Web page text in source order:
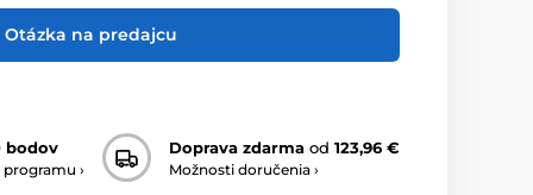
Otázka na predajcu
bodov
›
Doprava zdarma od 123,96 €
Možnosti doručenia ›